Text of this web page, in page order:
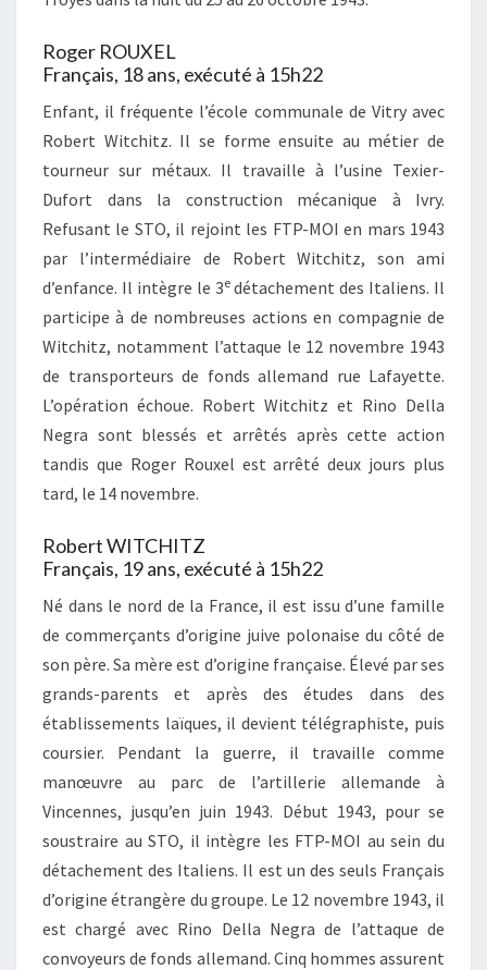
Roger ROUXEL
Français, 18 ans, exécuté à 15h22
Enfant, il fréquente l’école communale de Vitry avec
Robert Witchitz. Il se forme ensuite au métier de
tourneur sur métaux. Il travaille à l’usine Texier-
Dufort dans la construction mécanique à Ivry.
Refusant le STO, il rejoint les FTP-MOI en mars 1943
par l’intermédiaire de Robert Witchitz, son ami
d’enfance. Il intègre le 3edétachement des Italiens. Il
participe à de nombreuses actions en compagnie de
Witchitz, notamment l’attaque le 12 novembre 1943
de transporteurs de fonds allemand rue Lafayette.
L’opération échoue. Robert Witchitz et Rino Della
Negra sont blessés et arrêtés après cette action
tandis que Roger Rouxel est arrêté deux jours plus
tard, le 14 novembre.
Robert WITCHITZ
Français, 19 ans, exécuté à 15h22
Né dans le nord de la France, il est issu d’une famille
de commerçants d’origine juive polonaise du côté de
son père. Sa mère est d’origine française. Élevé par ses
grands-parents et après des études dans des
établissements laïques, il devient télégraphiste, puis
coursier. Pendant la guerre, il travaille comme
manœuvre au parc de l’artillerie allemande à
Vincennes, jusqu’en juin 1943. Début 1943, pour se
soustraire au STO, il intègre les FTP-MOI au sein du
détachement des Italiens. Il est un des seuls Français
d’origine étrangère du groupe. Le 12 novembre 1943, il
est chargé avec Rino Della Negra de l’attaque de
convoyeurs de fonds allemand. Cinq hommes assurent